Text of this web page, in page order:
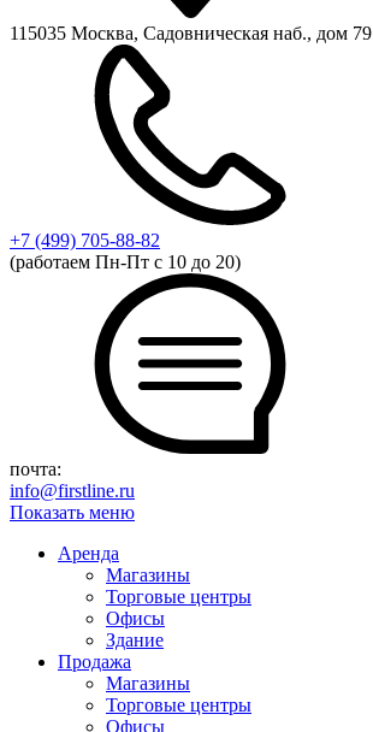
115035 Москва, Садовническая наб., дом 79
+7 (499) 705-88-82
(работаем Пн-Пт с 10 до 20)
почта:
info@firstline.ru
Показать меню
Аренда
Магазины
Торговые центры
Офисы
Здание
Продажа
Магазины
Торговые центры
Офисы